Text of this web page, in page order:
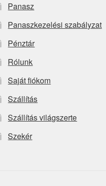
Panasz
Panaszkezelési szabályzat
Pénztár
Rólunk
Saját fiókom
Szállítás
Szállítás világszerte
Szekér